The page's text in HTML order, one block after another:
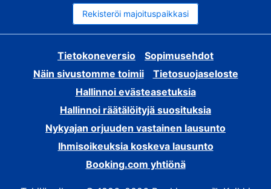
Rekisteröi majoituspaikkasi
Tietokoneversio
Sopimusehdot
Näin sivustomme toimii
Tietosuojaseloste
Hallinnoi evästeasetuksia
Hallinnoi räätälöityjä suosituksia
Nykyajan orjuuden vastainen lausunto
Ihmisoikeuksia koskeva lausunto
Booking.com yhtiönä